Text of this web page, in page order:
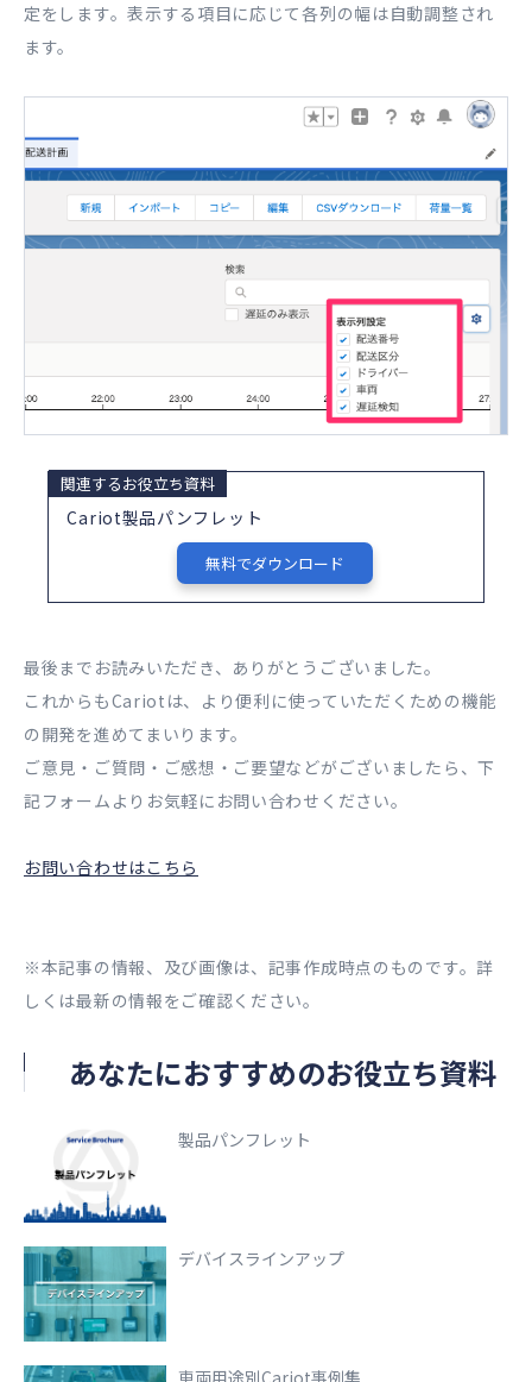
定をします。表示する項目に応じて各列の幅は自動調整され
ます。
関連するお役立ち資料
Cariot製品パンフレット
無料でダウンロード
最後までお読みいただき、ありがとうございました。
これからもCariotは、より便利に使っていただくための機能
の開発を進めてまいります。
ご意見・ご質問・ご感想・ご要望などがございましたら、下
記フォームよりお気軽にお問い合わせください。
お問い合わせはこちら
※本記事の情報、及び画像は、記事作成時点のものです。詳
しくは最新の情報をご確認ください。
あなたにおすすめのお役立ち資料
製品パンフレット
デバイスラインアップ
車両用途別Cariot事例集